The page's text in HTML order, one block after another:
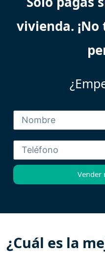
vivienda.
Vender
¿Cuál es la